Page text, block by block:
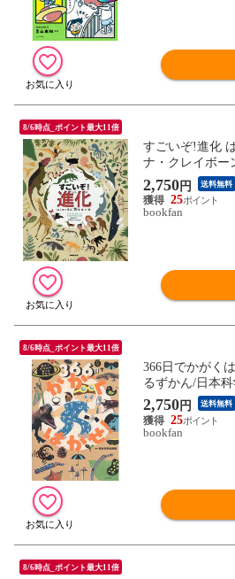
8/6時点_ポイント最大11倍
すごいぞ!進化
ナ・クレイボー
鹿田昌美
2,750円 送料無料
25
bookfan
8/6時点_ポイント最大11倍
366日でかがく
るずかん/日本
2,750円 送料無料
25
bookfan
8/6時点_ポイント最大11倍